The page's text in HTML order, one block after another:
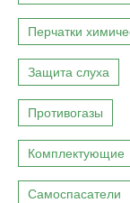
Перчатки
Защита слуха
Противогазы
Комплектующие
Самоспасатели